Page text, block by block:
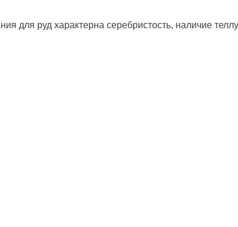
для руд характерна серебристость, наличие